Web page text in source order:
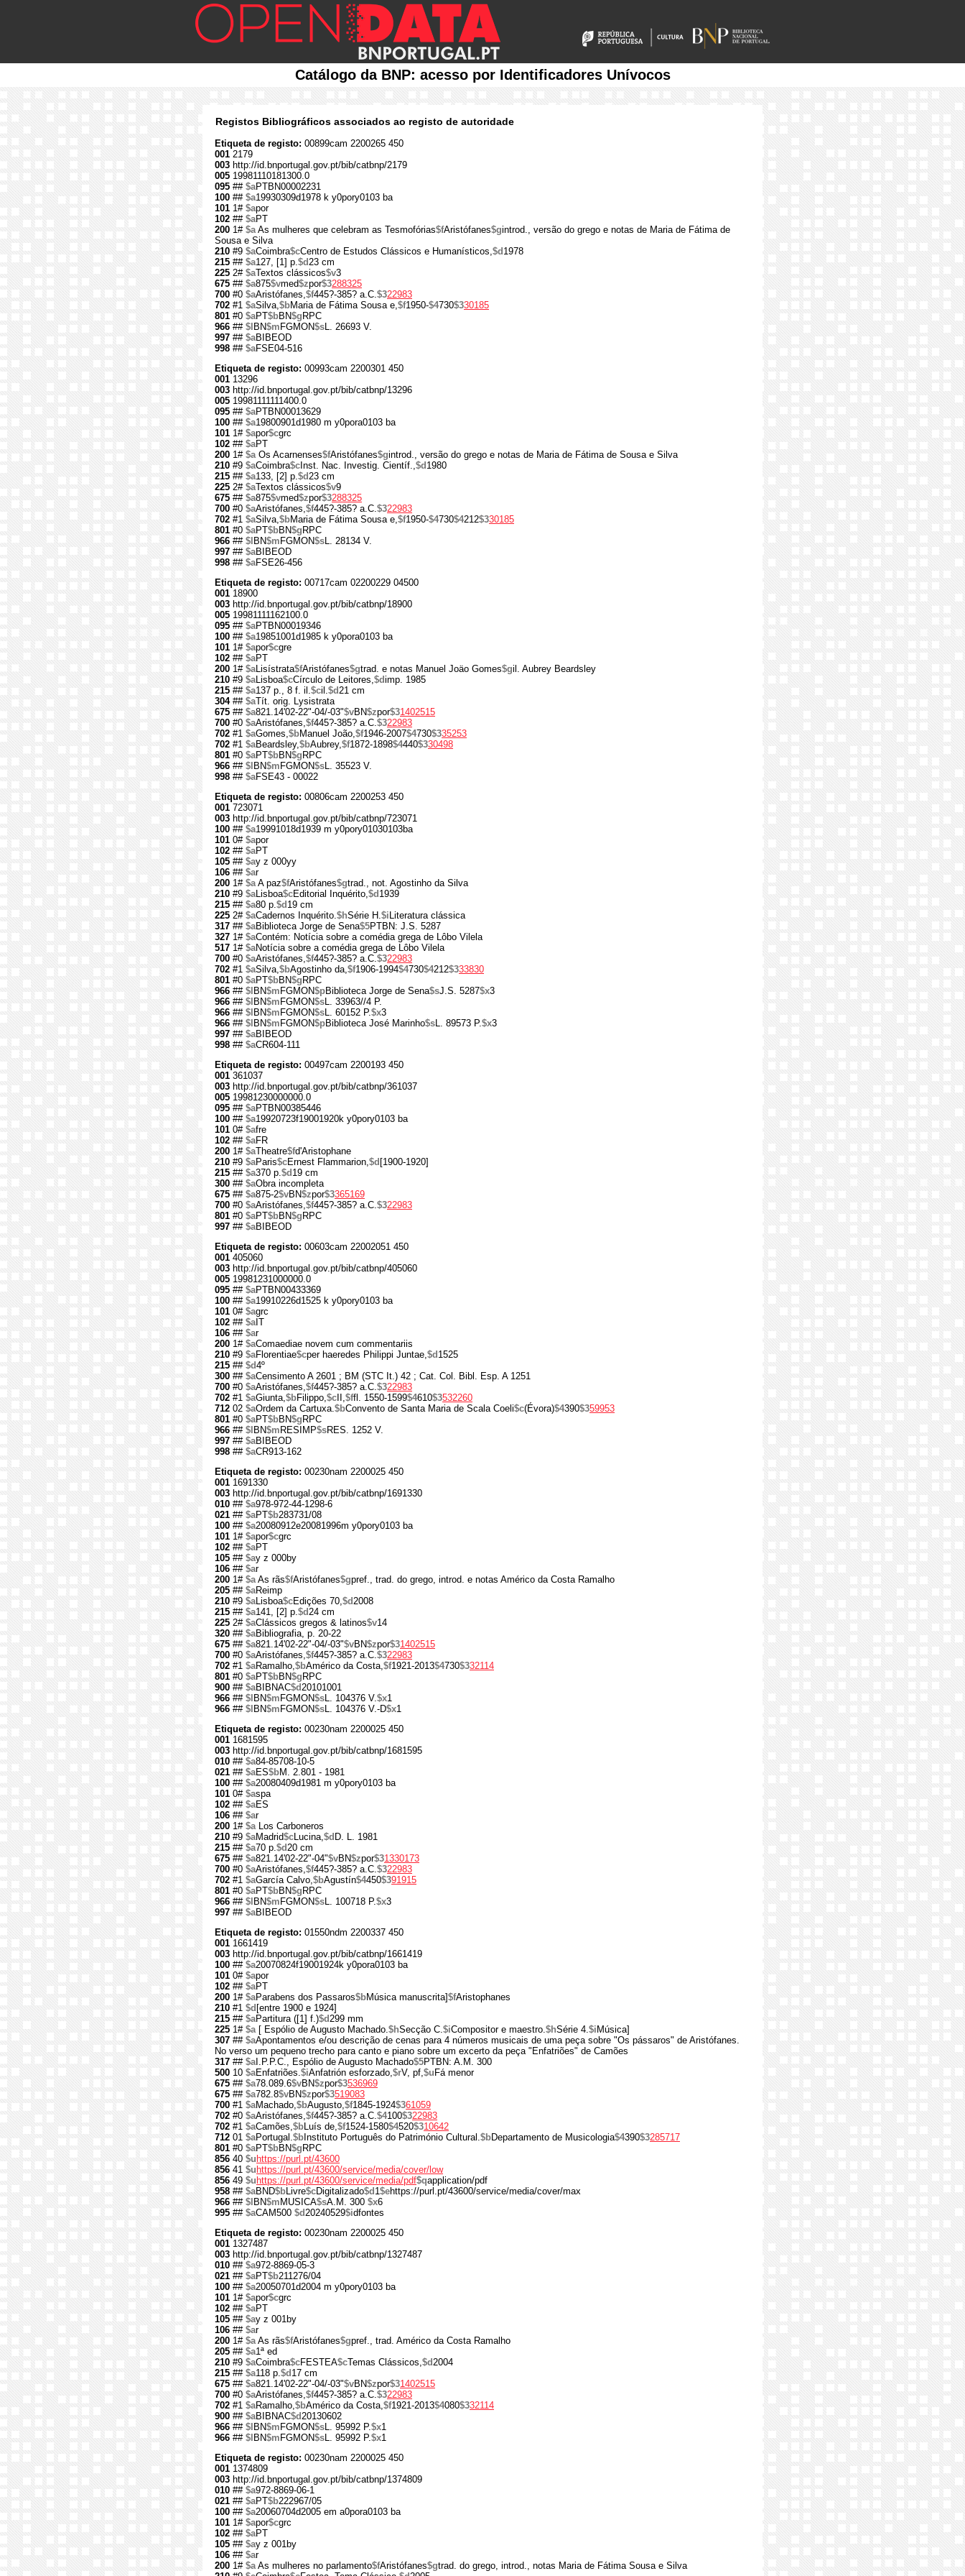
Catálogo da BNP: acesso por Identificadores Unívocos
Registos Bibliográficos associados ao registo de autoridade
Etiqueta de registo: 00899cam 2200265 450
001 2179
003 http://id.bnportugal.gov.pt/bib/catbnp/2179
005 19981110181300.0
095 ## $aPTBN00002231
100 ## $a19930309d1978 k y0pory0103 ba
101 1# $apor
102 ## $aPT
200 1# $aAs mulheres que celebram as Tesmofórias$fAristófanes$gintrod., versão do grego e notas de Maria de Fátima de
Sousa e Silva
210 #9 $aCoimbra$cCentro de Estudos Clássicos e Humanísticos,$d 1978
215 ## $a127, [1] p.$d23 cm
225 2# $aTextos clássicos$v3
675 ## $a875$vmed$zpor$3288325
700 #0 $aAristófanes,$f445?-385? a.C.$322983
702 #1 $aSilva,$bMaria de Fátima Sousa e,$f1950-$4730$330185
801 #0 $aPT$bBN$g RPC
966 ## $l BN$m FGMON$sL. 26693 V.
997 ## $aBIBEOD
998 ## $aFSE04-516
Etiqueta de registo: 00993cam 2200301 450
001 13296
003 http://id.bnportugal.gov.pt/bib/catbnp/13296
005 19981111111400.0
095 ## $aPTBN00013629
100 ## $a19800901d1980 m y0pora0103 ba
101 1# $apor$cgrc
102 ## $aPT
200 1# $aOs Acarnenses$fAristófanes$gintrod., versão do grego e notas de Maria de Fátima de Sousa e Silva
210 #9 $aCoimbra$c Inst. Nac. Investig. Científ.,$d 1980
215 ## $a133, [2] p.$d23 cm
225 2# $aTextos clássicos$v9
675 ## $a875$vmed$zpor$3288325
700 #0 $aAristófanes,$f445?-385? a.C.$322983
702 #1 $aSilva,$bMaria de Fátima Sousa e,$f1950-$4730$4212$330185
801 #0 $aPT$bBN$g RPC
966 ## $l BN$m FGMON$sL. 28134 V.
997 ## $aBIBEOD
998 ## $aFSE26-456
Etiqueta de registo: 00717cam 02200229 04500
001 18900
003 http://id.bnportugal.gov.pt/bib/catbnp/18900
005 19981111162100.0
095 ## $aPTBN00019346
100 ## $a19851001d1985 k y0pora0103 ba
101 1# $apor$cgre
102 ## $aPT
200 1# $aLisístrata$fAristófanes$gtrad. e notas Manuel Joäo Gomes$gil. Aubrey Beardsley
210 #9 $aLisboa$cCírculo de Leitores,$dimp. 1985
215 ## $a137 p., 8 f. il.$cil.$d21 cm
304## $aTít. orig. Lysistrata
675 ## $a821.14'02-22"-04/-03"$vBN$zpor$31402515
700 #0 $aAristófanes,$f445?-385? a.C.$322983
702 #1 $aGomes,$bManuel João,$f1946-2007$4730$335253
702 #1 $aBeardsley,$bAubrey,$f1872-1898$4440$330498
801 #0 $aPT$bBN$g RPC
966 ## $l BN$m FGMON$sL. 35523 V.
998 ## $aFSE43 - 00022
Etiqueta de registo: 00806cam 2200253 450
001 723071
003 http://id.bnportugal.gov.pt/bib/catbnp/723071
100 ## $a19991018d1939 m y0pory01030103ba
101 0# $apor
102 ## $aPT
105 ## $ay z 000yy
106 ## $ar
200 1# $aA paz$fAristófanes$gtrad., not. Agostinho da Silva
210 #9 $aLisboa$cEditorial Inquérito,$d 1939
215 ## $a80 p.$d 19 cm
225 2# $aCadernos Inquérito.$hSérie H.$i Literatura clássica
317 ## $aBiblioteca Jorge de Sena$5PTBN: J.S. 5287
327 1# $aContém: Notícia sobre a comédia grega de Lôbo Vilela
517 1# $aNotícia sobre a comédia grega de Lôbo Vilela
700 #0 $aAristófanes,$f445?-385? a.C.$322983
702 #1 $aSilva,$bAgostinho da,$f1906-1994$4730$4212$333830
801 #0 $aPT$bBN$g RPC
966 ## $l BN$m FGMON$pBiblioteca Jorge de Sena$sJ.S. 5287$x3
966 ## $l BN$m FGMON$sL. 33963//4 P.
966 ## $l BN$m FGMON$sL. 60152 P.$x3
966 ## $l BN$m FGMON$pBiblioteca José Marinho$sL. 89573 P.$x3
997 ## $aBIBEOD
998 ## $aCR604-111
Etiqueta de registo: 00497cam 2200193 450
001 361037
003 http://id.bnportugal.gov.pt/bib/catbnp/361037
005 19981230000000.0
095 ## $aPTBN00385446
100 ## $a19920723f19001920k y0pory0103 ba
101 0# $afre
102 ## $aFR
200 1# $aTheatre$fd'Aristophane
210 #9 $aParis$cErnest Flammarion,$d [1900-1920]
215 ## $a370 p.$d 19 cm
300 ## $aObra incompleta
675 ## $a875-2$vBN$zpor$3365169
700 #0 $aAristófanes,$f445?-385? a.C.$322983
801 #0 $aPT$bBN$g RPC
997 ## $aBIBEOD
Etiqueta de registo: 00603cam 22002051 450
001 405060
003 http://id.bnportugal.gov.pt/bib/catbnp/405060
005 19981231000000.0
095 ## $aPTBN00433369
100 ## $a19910226d1525 k y0pory0103 ba
101 0# $agrc
102 ## $aIT
106 ## $ar
200 1# $aComaediae novem cum commentariis
210 #9 $aFlorentiae$cper haeredes Philippi Juntae,$d 1525
215 ## $d4º
300 ## $aCensimento A 2601 ; BM (STC It.) 42 ; Cat. Col. Bibl. Esp. A 1251
700 #0 $aAristófanes,$f445?-385? a.C.$322983
702 #1 $aGiunta,$bFilippo,$c II,$ffl. 1550-1599$4610$3532260
712 02 $aOrdem da Cartuxa.$bConvento de Santa Maria de Scala Coeli$c(Évora)$4390$359953
801 #0 $aPT$bBN$g RPC
966 ## $l BN$m RESIMP$sRES. 1252 V.
997 ## $aBIBEOD
998 ## $aCR913-162
Etiqueta de registo: 00230nam 2200025 450
001 1691330
003 http://id.bnportugal.gov.pt/bib/catbnp/1691330
010 ## $a978-972-44-1298-6
021 ## $aPT$b283731/08
100 ## $a20080912e20081996m y0pory0103 ba
101 1# $apor$cgrc
102 ## $aPT
105 ## $ay z 000by
106 ## $ar
200 1# $aAs rãs$fAristófanes$gpref., trad. do grego, introd. e notas Américo da Costa Ramalho
205 ## $aReimp
210 #9 $aLisboa$cEdições 70,$d2008
215 ## $a141, [2] p.$d24 cm
225 2# $aClássicos gregos & latinos$v14
320 ## $aBibliografia, p. 20-22
675 ## $a821.14'02-22"-04/-03"$vBN$zpor$31402515
700 #0 $aAristófanes,$f445?-385? a.C.$322983
702 #1 $aRamalho,$bAmérico da Costa,$f1921-2013$4730$332114
801 #0 $aPT$bBN$g RPC
900 ## $aBIBNAC$d20101001
966 ## $l BN$m FGMON$sL. 104376 V.$x1
966 ## $l BN$m FGMON$sL. 104376 V.-D$x1
Etiqueta de registo: 00230nam 2200025 450
001 1681595
003 http://id.bnportugal.gov.pt/bib/catbnp/1681595
010 ## $a84-85708-10-5
021 ## $aES$bM. 2.801 - 1981
100 ## $a20080409d1981 m y0pory0103 ba
101 0# $aspa
102 ## $aES
106 ## $ar
200 1# $aLos Carboneros
210 #9 $aMadrid$cLucina,$d D. L. 1981
215 ## $a70 p.$d20 cm
675 ## $a821.14'02-22"-04"$vBN$zpor$31330173
700 #0 $aAristófanes,$f445?-385? a.C.$322983
702 #1 $aGarcía Calvo,$bAgustín$4450$391915
801 #0 $aPT$bBN$g RPC
966 ## $l BN$m FGMON$sL. 100718 P.$x3
997 ## $aBIBEOD
Etiqueta de registo: 01550ndm 2200337 450
001 1661419
003 http://id.bnportugal.gov.pt/bib/catbnp/1661419
100 ## $a20070824f19001924k y0pora0103 ba
101 0# $apor
102 ## $aPT
200 1# $aParabens dos Passaros$bMúsica manuscrita]$fAristophanes
210 #1 $d [entre 1900 e 1924]
215 ## $aPartitura ([1] f.)$d299 mm
225 1# $a[ Espólio de Augusto Machado.$hSecção C.$iCompositor e maestro.$hSérie 4.$i Música]
307 ## $aApontamentos e/ou descrição de cenas para 4 números musicais de uma peça sobre "Os pássaros" de Aristófanes.
No verso um pequeno trecho para canto e piano sobre um excerto da peça "Enfatriões" de Camões
317 ## $aI.P.P.C., Espólio de Augusto Machado$5PTBN: A.M. 300
500 10 $aEnfatriões.$iAnfatrión esforzado,$rV, pf,$u Fá menor
675 ## $a78.089.6$vBN$zpor$3536969
675 ## $a782.8$vBN$zpor$3519083
700 #1 $aMachado,$bAugusto,$f1845-1924$361059
702 #0 $aAristófanes,$f445?-385? a.C.$4100$322983
702 #1 $aCamões,$bLuís de,$f1524-1580$4520$310642
712 01 $aPortugal.$b Instituto Português do Património Cultural.$bDepartamento de Musicologia$4390$3285717
801 #0 $aPT$bBN$g RPC
856 40 $u https://purl.pt/43600
856 41 $u https://purl.pt/43600/service/media/cover/low
856 49 $u https://purl.pt/43600/service/media/pdf$qapplication/pdf
958 ## $aBND$bLivre$cDigitalizado$d 1$ehttps://purl.pt/43600/service/media/cover/max
966 ## $l BN$m MUSICA$sA.M. 300 $x6
995 ## $aCAM500 $d20240529$idfontes
Etiqueta de registo: 00230nam 2200025 450
001 1327487
003 http://id.bnportugal.gov.pt/bib/catbnp/1327487
010 ## $a972-8869-05-3
021 ## $aPT$b211276/04
100 ## $a20050701d2004 m y0pory0103 ba
101 1# $apor$cgrc
102 ## $aPT
105 ## $ay z 001by
106 ## $ar
200 1# $aAs rãs$fAristófanes$gpref., trad. Américo da Costa Ramalho
205 ## $a1ª ed
210 #9 $aCoimbra$cFESTEA$cTemas Clássicos,$d2004
215 ## $a118 p.$d 17 cm
675 ## $a821.14'02-22"-04/-03"$vBN$zpor$31402515
700 #0 $aAristófanes,$f445?-385? a.C.$322983
702 #1 $aRamalho,$bAmérico da Costa,$f1921-2013$4080$332114
900 ## $aBIBNAC$d20130602
966 ## $l BN$m FGMON$sL. 95992 P.$x1
966 ## $l BN$m FGMON$sL. 95992 P.$x1
Etiqueta de registo: 00230nam 2200025 450
001 1374809
003 http://id.bnportugal.gov.pt/bib/catbnp/1374809
010 ## $a972-8869-06-1
021 ## $aPT$b222967/05
100 ## $a20060704d2005 em a0pora0103 ba
101 1# $apor$cgrc
102 ## $aPT
105 ## $ay z 001by
106 ## $ar
200 1# $aAs mulheres no parlamento$fAristófanes$gtrad. do grego, introd., notas Maria de Fátima Sousa e Silva